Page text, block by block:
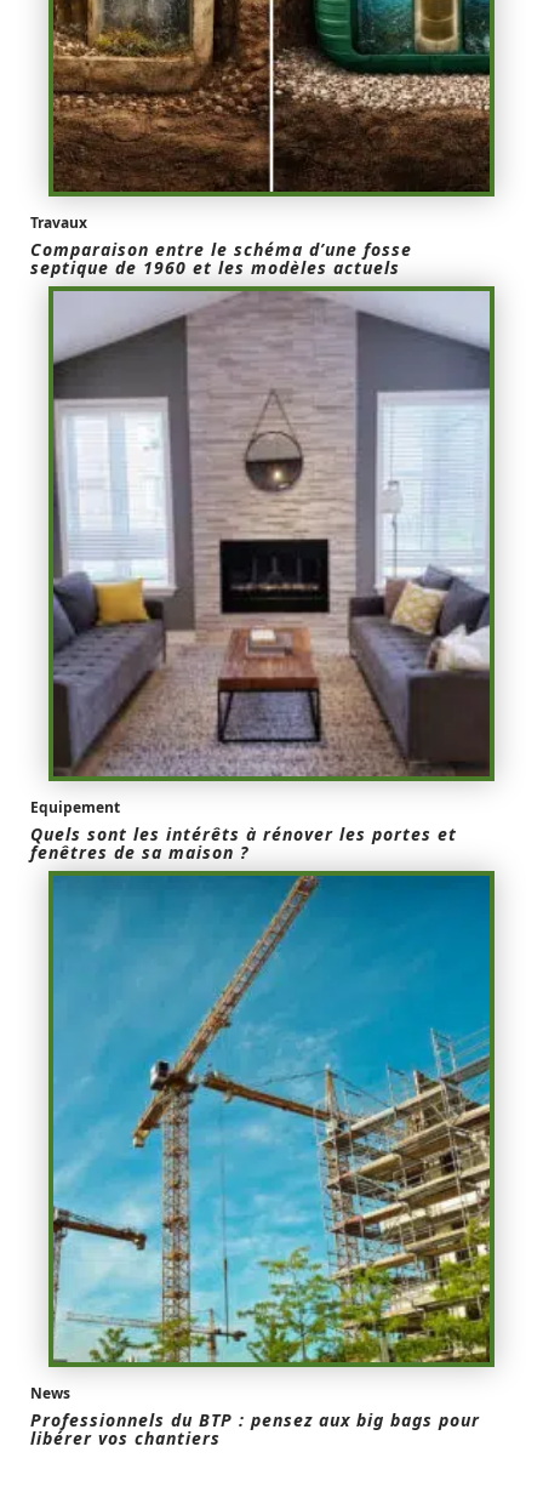
Travaux
Comparaison entre le schéma d’une fosse
septique de 1960 et les modèles actuels
Equipement
Quels sont les intérêts à rénover les portes et
fenêtres de sa maison ?
News
Professionnels du BTP : pensez aux big bags pour
libérer vos chantiers